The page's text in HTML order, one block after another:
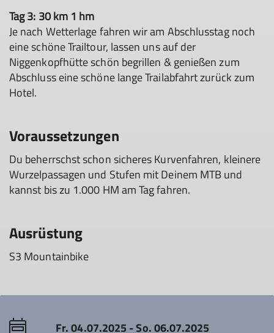
Tag 3: 30 km 1 hm
Je nach Wetterlage fahren wir am Abschlusstag noch
eine schöne Trailtour, lassen uns auf der
Niggenkopfhütte schön begrillen & genießen zum
Abschluss eine schöne lange Trailabfahrt zurück zum
Hotel.
Voraussetzungen
Du beherrschst schon sicheres Kurvenfahren, kleinere
Wurzelpassagen und Stufen mit Deinem MTB und
kannst bis zu 1.000 HM am Tag fahren.
Ausrüstung
S3 Mountainbike
Fr. 04.07.2025 - So. 06.07.2025